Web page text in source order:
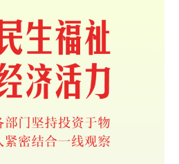
信息化
银龄
能源
时尚